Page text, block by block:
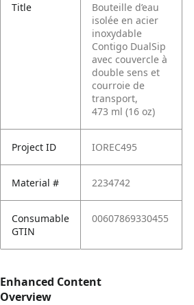
Title
Bouteille d’eau
isolée en acier
inoxydable
Contigo DualSip
avec couvercle à
double sens et
courroie de
transport,
473 ml (16 oz)
Project ID IOREC495
Material # 2234742
Consumable
GTIN
00607869330455
Enhanced Content
Overview